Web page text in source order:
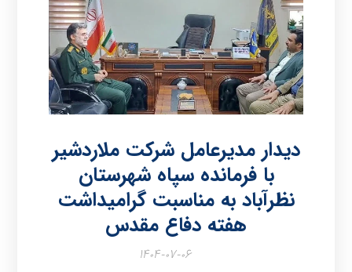
دیدار مدیرعامل شرکت ملاردشیر
با فرمانده سپاه شهرستان
نظرآباد به مناسبت گرامیداشت
هفته دفاع مقدس
۱۴۰۴-۰۷-۰۶